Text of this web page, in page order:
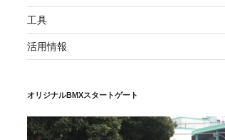
工具
活用情報
オリジナルBMXスタートゲート